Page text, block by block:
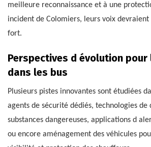
meilleure reconnaissance et à une
incident de Colomiers, leurs voix
fort.
Perspectives d évolution
dans les bus
Plusieurs pistes innovantes sont étudiées
agents de sécurité dédiés, technologies de
substances dangereuses, applications d
ou encore aménagement des véhicules